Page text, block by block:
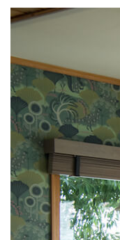
暮らしに快
2021/06/04